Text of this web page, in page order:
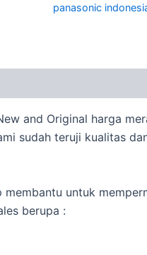
panasonic
and Original harga
sudah teruji kualitas
untuk
berupa :